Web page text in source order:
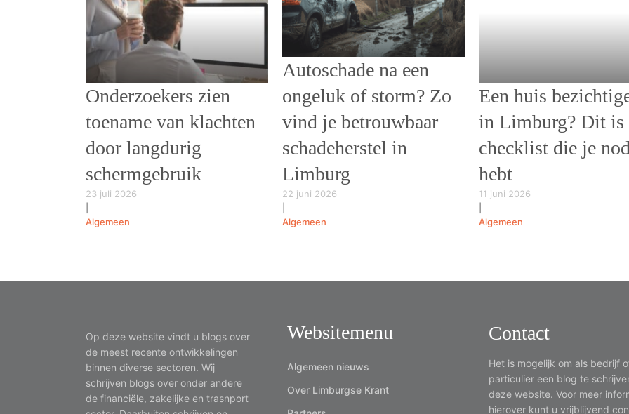
Onderzoekers zien
toename van klachten
door langdurig
schermgebruik
23 juli 2026
Algemeen
Autoschade na een
ongeluk of storm? Zo
vind je betrouwbaar
schadeherstel in
Limburg
22 juni 2026
Algemeen
Een huis
in Limburg? Dit is
checklist die je
hebt
11 juni 2026
Algemeen
Op deze website vindt u blogs over
de meest recente ontwikkelingen
binnen diverse sectoren. Wij
schrijven blogs over onder andere
de financiële, zakelijke en trasnport
Websitemenu
Algemeen nieuws
Over Limburgse Krant
Contact
Het is mogelijk om als bedrijf
particulier een blog te
deze website. Voor meer
hierover kunt u vrijblijvend